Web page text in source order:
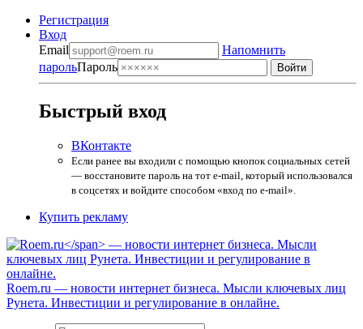
Регистрация
Вход
Email
Напомнить
парольПароль
Быстрый вход
ВКонтакте
Если ранее вы входили с помощью кнопок социальных сетей
— восстановите пароль на тот e-mail, который использовался
в соцсетях и войдите способом «вход по e-mail».
Купить рекламу
Roem.ru — новости интернет бизнеса. Мысли ключевых лиц
Рунета. Инвестиции и регулирование в онлайне.